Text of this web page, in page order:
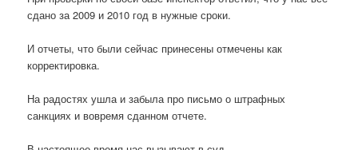
сдано за 2009 и 2010 год в нужные сроки.
И отчеты, что были сейчас принесены отмечены как
корректировка.
На радостях ушла и забыла про письмо о штрафных
санкциях и вовремя сданном отчете.